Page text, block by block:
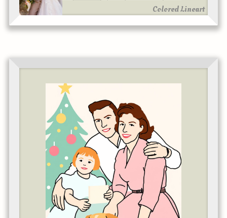
Colored Lineart